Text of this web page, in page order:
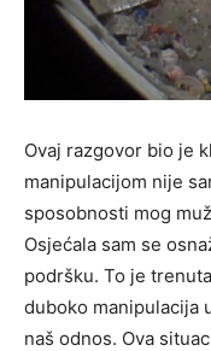
Ovaj razgovor bio je
manipulacijom nije
sposobnosti mog
Osjećala sam se
podršku. To je
duboko manipulacija
naš odnos. Ova